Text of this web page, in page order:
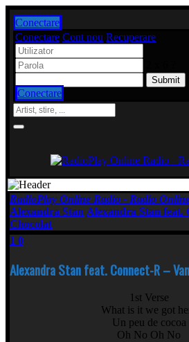
Conectare
Conectare Cont nou Recuperare
Conectare
RadioPlay Online Radio - Radio
Alexandra Stan Alexandra Stan feat.
Chocolat
1 0
Alexandra Stan feat. Connect-R –
1st Verse
What is it we got
Un peu de cocoa
Oh No Oh No